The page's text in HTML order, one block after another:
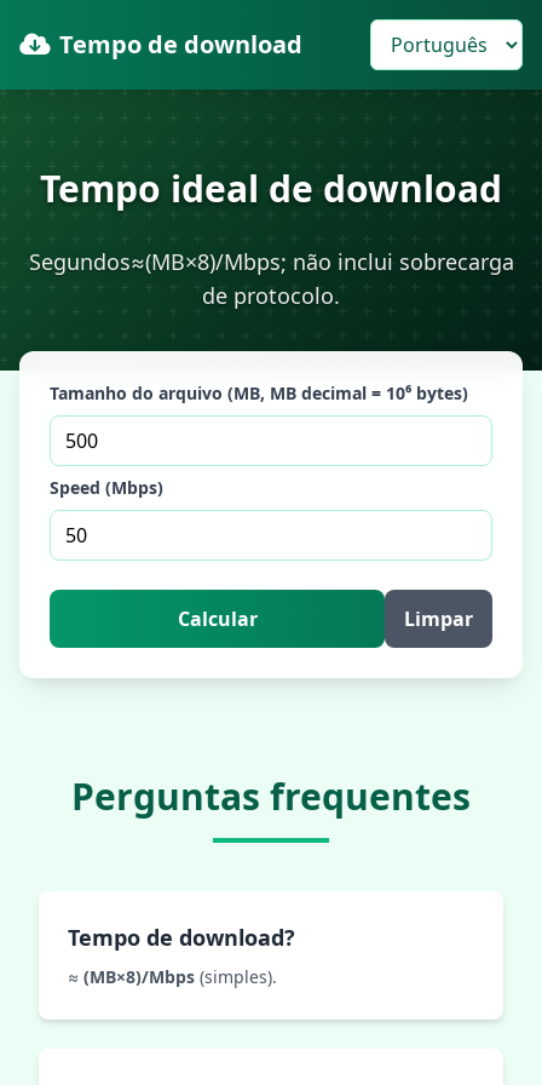
Tempo de download
Tempo ideal de download
Segundos≈(MB×8)/Mbps; não inclui sobrecarga
de protocolo.
Tamanho do arquivo (MB, MB decimal = 10⁶ bytes)
Speed (Mbps)
Calcular Limpar
Perguntas frequentes
Tempo de download?
≈ (MB×8)/Mbps (simples).